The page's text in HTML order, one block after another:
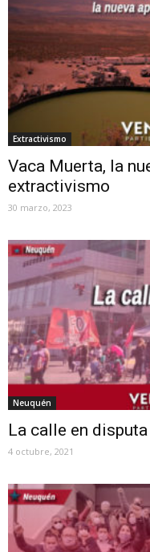
Extractivismo
Vaca Muerta, la
extractivismo
30 marzo, 2023
Neuquén
La calle en disputa
4 octubre, 2021